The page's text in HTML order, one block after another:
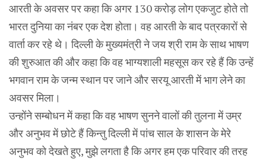
आरती के अवसर पर कहा कि अगर 130 करोड़ लोग एकजुट होते तो
भारत दुनिया का नंबर एक देश होता। वह आरती के बाद पत्रकारों से
वार्ता कर रहे थे। दिल्ली के मुख्यमंत्री ने जय श्री राम के साथ भाषण
की शुरुआत की और कहा कि वह भाग्यशाली महसूस कर रहे हैं कि उन्हें
भगवान राम के जन्म स्थान पर जाने और सरयू आरती में भाग लेने का
अवसर मिला।
उन्होंने सम्बोधन में कहा कि वह भाषण सुनने वालों की तुलना में उम्र
और अनुभव में छोटे हैं किन्तु दिल्ली में पांच साल के शासन के मेरे
अनुभव को देखते हुए, मुझे लगता है कि अगर हम एक परिवार की तरह